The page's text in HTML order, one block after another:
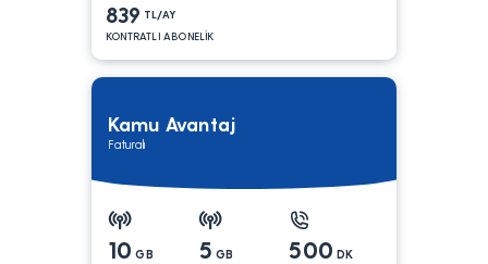
839 TL/AY
KONTRATLI ABONELİK
Kamu Avantaj
Faturalı
10 GB 5 GB 500 DK